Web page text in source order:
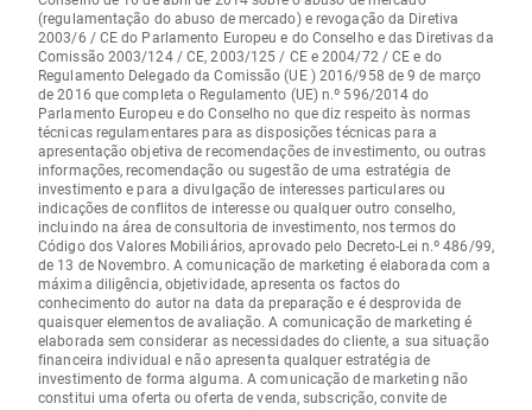
(regulamentação do abuso de mercado) e revogação da Diretiva
2003/6 / CE do Parlamento Europeu e do Conselho e das Diretivas da
Comissão 2003/124 / CE, 2003/125 / CE e 2004/72 / CE e do
Regulamento Delegado da Comissão (UE ) 2016/958 de 9 de março
de 2016 que completa o Regulamento (UE) n.º 596/2014 do
Parlamento Europeu e do Conselho no que diz respeito às normas
técnicas regulamentares para as disposições técnicas para a
apresentação objetiva de recomendações de investimento, ou outras
informações, recomendação ou sugestão de uma estratégia de
investimento e para a divulgação de interesses particulares ou
indicações de conflitos de interesse ou qualquer outro conselho,
incluindo na área de consultoria de investimento, nos termos do
Código dos Valores Mobiliários, aprovado pelo Decreto-Lei n.º 486/99,
de 13 de Novembro. A comunicação de marketing é elaborada com a
máxima diligência, objetividade, apresenta os factos do
conhecimento do autor na data da preparação e é desprovida de
quaisquer elementos de avaliação. A comunicação de marketing é
elaborada sem considerar as necessidades do cliente, a sua situação
financeira individual e não apresenta qualquer estratégia de
investimento de forma alguma. A comunicação de marketing não
constitui uma oferta ou oferta de venda, subscrição, convite de